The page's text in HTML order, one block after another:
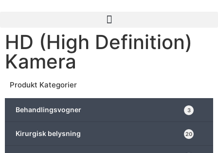
HD (High Definition)
Kamera
Produkt Kategorier
Behandlingsvogner 3
Kirurgisk belysning 20